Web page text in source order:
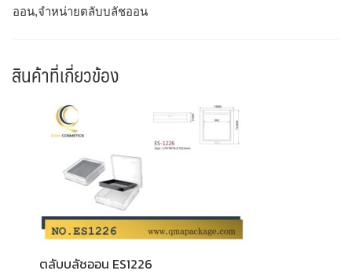
ออน,จำหน่ายตลับบลัชออน
สินค้าที่เกี่ยวข้อง
ตลับบลัชออน ES1226